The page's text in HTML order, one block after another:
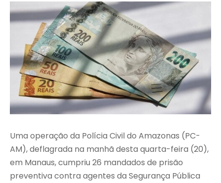
Uma operação da Polícia Civil do Amazonas (PC-
AM), deflagrada na manhã desta quarta-feira (20),
em Manaus, cumpriu 26 mandados de prisão
preventiva contra agentes da Segurança Pública